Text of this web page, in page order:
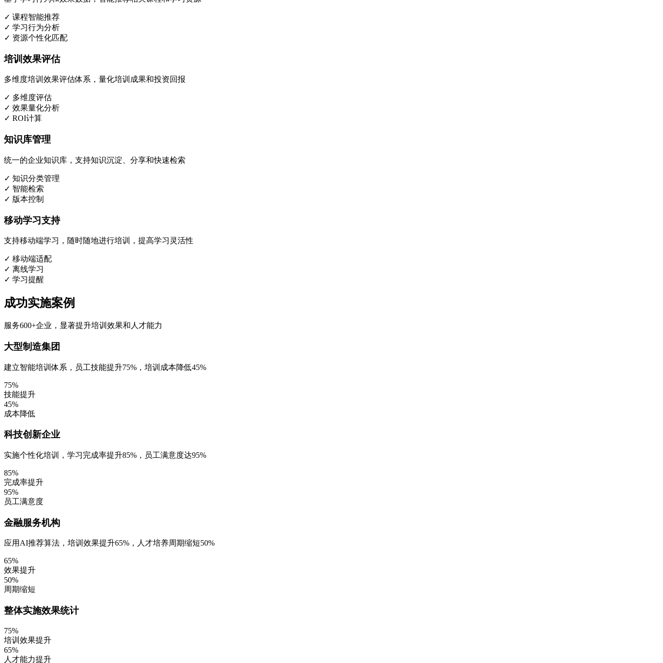
✓ 课程智能推荐
✓ 学习行为分析
✓ 资源个性化匹配
培训效果评估
多维度培训效果评估体系，量化培训成果和投资回报
✓ 多维度评估
✓ 效果量化分析
✓ ROI计算
知识库管理
统一的企业知识库，支持知识沉淀、分享和快速检索
✓ 知识分类管理
✓ 智能检索
✓ 版本控制
移动学习支持
支持移动端学习，随时随地进行培训，提高学习灵活性
✓ 移动端适配
✓ 离线学习
✓ 学习提醒
成功实施案例
服务600+企业，显著提升培训效果和人才能力
大型制造集团
建立智能培训体系，员工技能提升75%，培训成本降低45%
75%
技能提升
45%
成本降低
科技创新企业
实施个性化培训，学习完成率提升85%，员工满意度达95%
85%
完成率提升
95%
员工满意度
金融服务机构
应用AI推荐算法，培训效果提升65%，人才培养周期缩短50%
65%
效果提升
50%
周期缩短
整体实施效果统计
75%
培训效果提升
65%
人才能力提升